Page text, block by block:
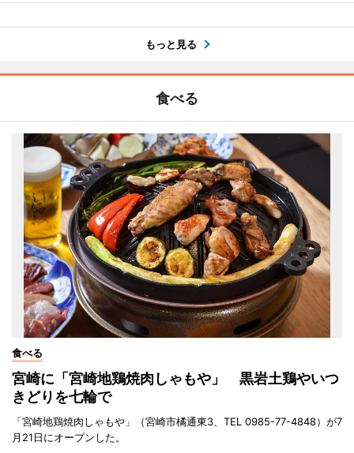
もっと見る
食べる
食べる
宮崎に「宮崎地鶏焼肉しゃもや」 黒岩土鶏やいつ
きどりを七輪で
「宮崎地鶏焼肉しゃもや」（宮崎市橘通東3、TEL 0985-77-4848）が7
月21日にオープンした。